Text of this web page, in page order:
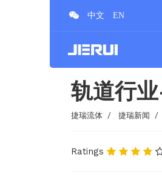
轨道行
捷瑞流体 捷瑞新闻
Ratings